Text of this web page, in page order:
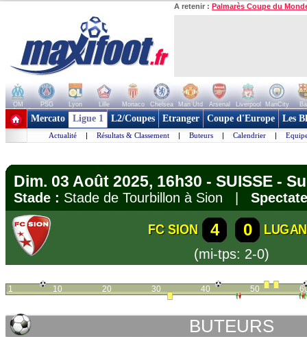
A retenir : Palmarès Coupe du
OM PSG Lyon Lille Monaco Chelsea Man Utd Arsenal Liverpool ManCity
+ de clubs
Mercato Ligue 1 L2/Coupes Etranger Coupe d'Europe Les
Actualité | Résultats & Classement | Buteurs | Calendrier |
Dim. 03 Août 2025, 16h30 - SUISSE -
Stade : Stade de Tourbillon à Sion |
FC SION 4 0
(mi-tps: 2-0)
1 10 20 30 40 50
BUTEURS